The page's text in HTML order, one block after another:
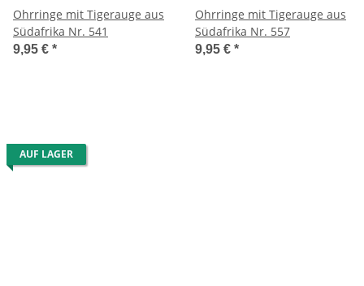
Ohrringe mit Tigerauge aus
Südafrika Nr. 541
9,95 € *
Ohrringe mit Tigerauge aus
Südafrika Nr. 557
9,95 € *
AUF LAGER